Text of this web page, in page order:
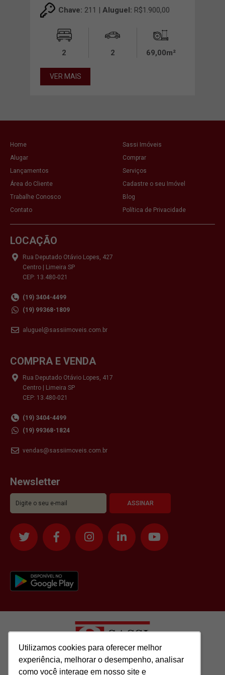
Utilizamos cookies para oferecer melhor
experiência, melhorar o desempenho, analisar
como você interage em nosso site e
Utilizamos cookies para oferecer melhor
experiência, melhorar o desempenho, analisar
como você interage em nosso site e
Chave: 211 | Aluguel: R$1.900,00
2 2 69,00m²
VER MAIS
Home
Sassi Imóveis
Alugar
Comprar
Lançamentos
Serviços
Área do Cliente
Cadastre o seu Imóvel
Trabalhe Conosco
Blog
Contato
Política de Privacidade
LOCAÇÃO
Rua Deputado Otávio Lopes, 427
Centro | Limeira SP
CEP: 13.480-021
(19) 3404-4499
(19) 99368-1809
aluguel@sassiimoveis.com.br
COMPRA E VENDA
Rua Deputado Otávio Lopes, 417
Centro | Limeira SP
CEP: 13.480-021
(19) 3404-4499
(19) 99368-1824
vendas@sassiimoveis.com.br
Newsletter